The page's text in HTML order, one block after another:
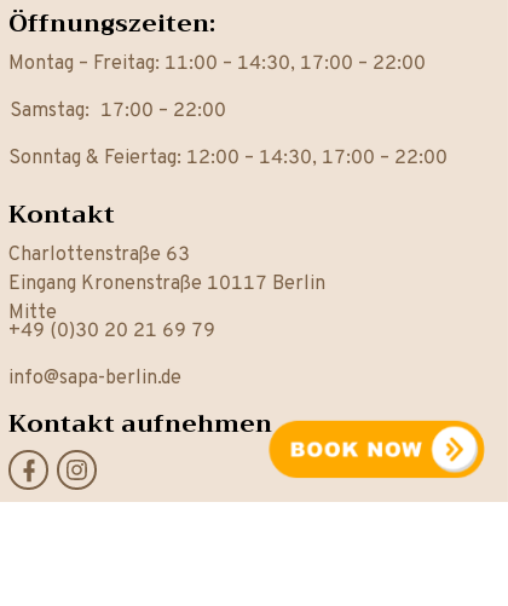
Öffnungszeiten:
Montag – Freitag: 11:00 – 14:30, 17:00 – 22:00
Samstag: 17:00 – 22:00
Sonntag & Feiertag: 12:00 – 14:30, 17:00 – 22:00
Kontakt
Charlottenstraße 63
Eingang Kronenstraße 10117 Berlin
Mitte
+49 (0)30 20 21 69 79
info@sapa-berlin.de
Kontakt aufnehmen